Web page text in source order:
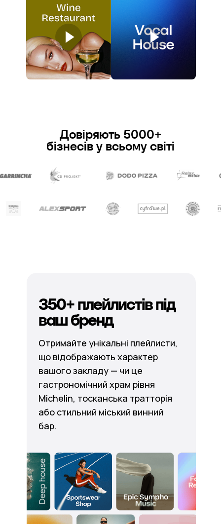
Довіряють 5000+
бізнесів у всьому світі
350+ плейлистів під
ваш бренд
Отримайте унікальні плейлисти,
що відображають характер
вашого закладу — чи це
гастрономічний храм рівня
Michelin, тосканська тратторія
або стильний міський винний
бар.